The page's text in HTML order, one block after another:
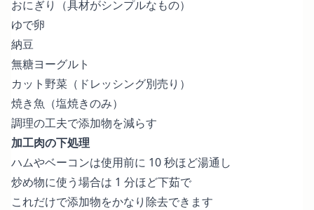
おにぎり（具材がシンプルなもの）
ゆで卵
納豆
無糖ヨーグルト
カット野菜（ドレッシング別売り）
焼き魚（塩焼きのみ）
調理の工夫で添加物を減らす
加工肉の下処理
ハムやベーコンは使用前に 10 秒ほど湯通し
炒め物に使う場合は 1 分ほど下茹で
これだけで添加物をかなり除去できます